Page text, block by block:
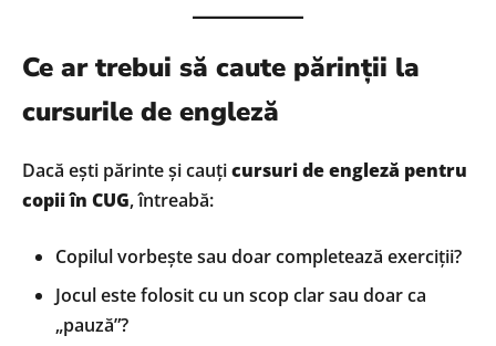
Ce ar trebui să caute părinții la
cursurile de engleză
Dacă ești părinte și cauțicursuri de engleză pentru
copii în CUG, întreabă:
Copilul vorbește sau doar completează exerciții?
Jocul este folosit cu un scop clar sau doar ca
„pauză”?